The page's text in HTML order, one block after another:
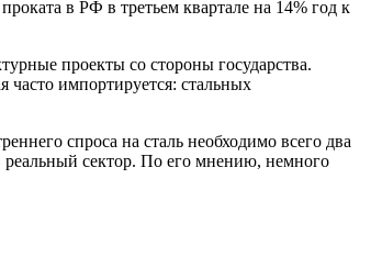
в РФ в третьем квартале на 14% год к
проекты со стороны государства.
импортируется: стальных
спроса на сталь необходимо всего два
сектор. По его мнению, немного